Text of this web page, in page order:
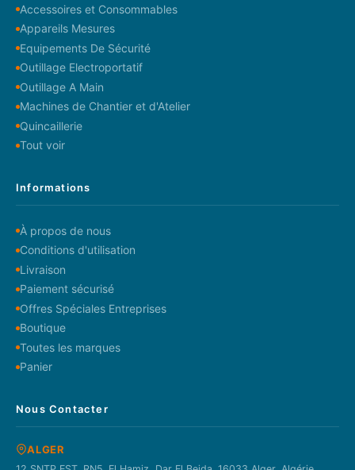
Accessoires et Consommables
Appareils Mesures
Equipements De Sécurité
Outillage Electroportatif
Outillage A Main
Machines de Chantier et d'Atelier
Quincaillerie
Tout voir
Informations
À propos de nous
Conditions d'utilisation
Livraison
Paiement sécurisé
Offres Spéciales Entreprises
Boutique
Toutes les marques
Panier
Nous Contacter
ALGER